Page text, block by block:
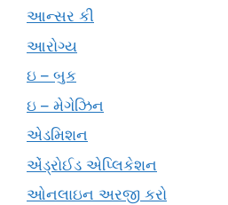
આન્સર કી
આરોગ્ય
ઇ – બુક
ઇ – મેગેઝિન
એડમિશન
એંડ્રોઈડ એપ્લિકેશન
ઓનલાઇન અરજી કરો